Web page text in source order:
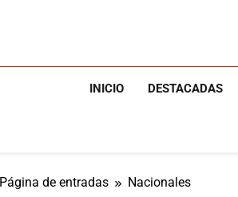
INICIO DESTACADAS
Página de entradas Nacionales